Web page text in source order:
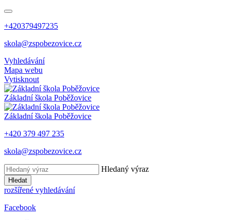
+420379497235
skola@zspobezovice.cz
Vyhledávání
Mapa webu
Vytisknout
Základní škola Poběžovice
Základní škola Poběžovice
+420 379 497 235
skola@zspobezovice.cz
Hledaný výraz
Hledat
rozšířené vyhledávání
Facebook